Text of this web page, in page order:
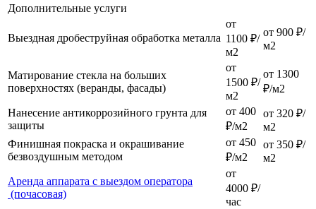
Дополнительные услуги
Выездная дробеструйная обработка металла
от
1100 ₽/
м2
от 900 ₽/
м2
Матирование стекла на больших
поверхностях (веранды, фасады)
от
1500 ₽/
м2
от 1300
₽/м2
Нанесение антикоррозийного грунта для
защиты
от 400
₽/м2
от 320 ₽/
м2
Финишная покраска и окрашивание
безвоздушным методом
от 450
₽/м2
от 350 ₽/
м2
Аренда аппарата с выездом оператора
(почасовая)
от
4000 ₽/
час